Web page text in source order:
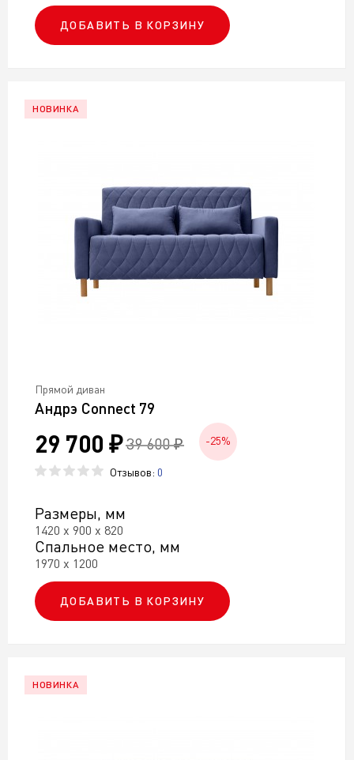
ДОБАВИТЬ В КОРЗИНУ
Прямой диван
Андрэ Connect 79
29 700 ₽ 39 600 ₽ -25%
Отзывов: 0
Размеры, мм
1420 х 900 х 820
Спальное место, мм
1970 х 1200
ДОБАВИТЬ В КОРЗИНУ
НОВИНКА
НОВИНКА